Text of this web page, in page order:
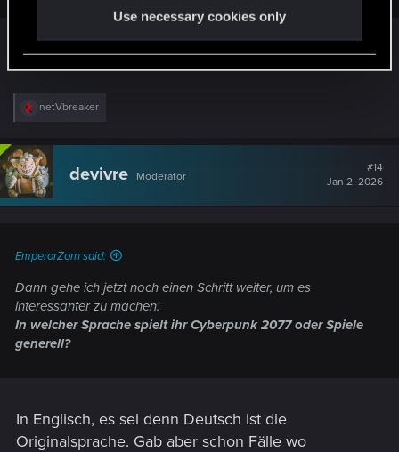
Use necessary cookies only
Absolutely tripple this! Kann man nicht häufig
genug betonen.
R
c
t
i
o
n
netVbreaker
devivre Moderator
#14
Jan 2, 2026
EmperorZorn said:
Dann gehe ich jetzt noch einen Schritt weiter, um es
interessanter zu machen:
In welcher Sprache spielt ihr Cyberpunk 2077 oder Spiele
generell?
In Englisch, es sei denn Deutsch ist die
Originalsprache. Gab aber schon Fälle wo